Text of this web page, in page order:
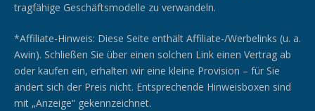
tragfähige Geschäftsmodelle zu verwandeln.
*Affiliate-Hinweis: Diese Seite enthält Affiliate-/Werbelinks (u. a.
Awin). Schließen Sie über einen solchen Link einen Vertrag ab
oder kaufen ein, erhalten wir eine kleine Provision – für Sie
ändert sich der Preis nicht. Entsprechende Hinweisboxen sind
mit „Anzeige“ gekennzeichnet.